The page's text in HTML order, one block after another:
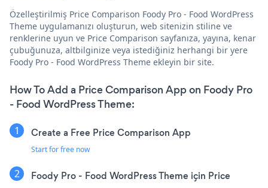
Özelleştirilmiş Price Comparison Foody Pro - Food WordPress
Theme uygulamanızı oluşturun, web sitenizin stiline ve
renklerine uyun ve Price Comparison sayfanıza, yayına, kenar
çubuğunuza, altbilginize veya istediğiniz herhangi bir yere
Foody Pro - Food WordPress Theme ekleyin bir site.
How To Add a Price Comparison App on Foody Pro
- Food WordPress Theme:
Create a Free Price Comparison App
Start for free now
Foody Pro - Food WordPress Theme için Price